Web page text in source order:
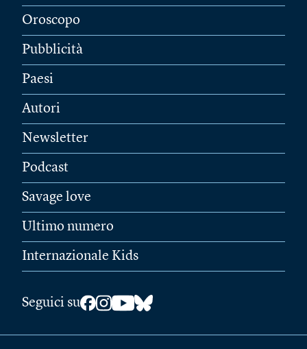
Oroscopo
Pubblicità
Paesi
Autori
Newsletter
Podcast
Savage love
Ultimo numero
Internazionale Kids
Seguici su